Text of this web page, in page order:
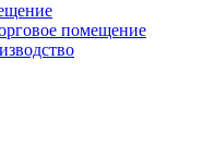
помещение